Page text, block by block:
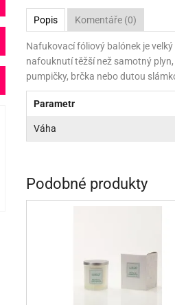
PRINCEZNY
SCOOBY DOO
SPIDERMAN
SPONGE BOB
TROLLS - TROLOVÉ
Popis Komentáře (0)
Nafukovací fóliový balónek je velký
nafouknutí těžší než samotný
pumpičky, brčka nebo dutou
Parametr
Váha
Podobné produkty